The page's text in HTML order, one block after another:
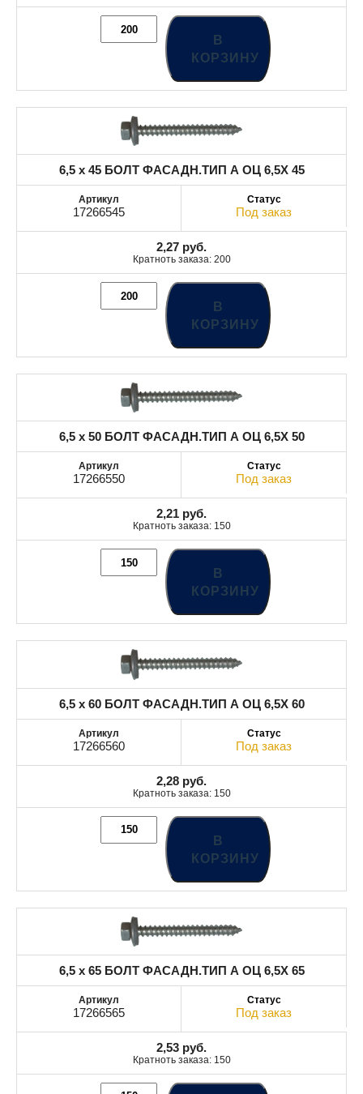
В
КОРЗИНУ
6,5 x 45 БОЛТ ФАСАДН.ТИП А ОЦ 6,5X 45
17266545 Под заказ
2,27 руб.
Кратноть заказа: 200
В
КОРЗИНУ
6,5 x 50 БОЛТ ФАСАДН.ТИП А ОЦ 6,5X 50
17266550 Под заказ
2,21 руб.
Кратноть заказа: 150
В
КОРЗИНУ
6,5 x 60 БОЛТ ФАСАДН.ТИП А ОЦ 6,5X 60
17266560 Под заказ
2,28 руб.
Кратноть заказа: 150
В
КОРЗИНУ
6,5 x 65 БОЛТ ФАСАДН.ТИП А ОЦ 6,5X 65
17266565 Под заказ
2,53 руб.
Кратноть заказа: 150